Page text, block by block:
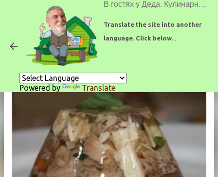
В гостях у Деда. Кулинарные рецепты.
Translate the site into another
language. Click below. ↓
Powered by Translate
Холодное из петуха